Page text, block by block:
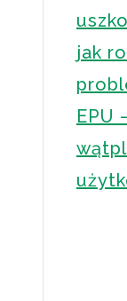
jak
EPU